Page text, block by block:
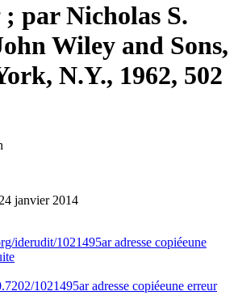
; par Nicholas S.
Wiley and Sons,
N.Y., 1962, 502
janvier 2014
iderudit/1021495aradresse copiéeune
1021495aradresse copiéeune erreur